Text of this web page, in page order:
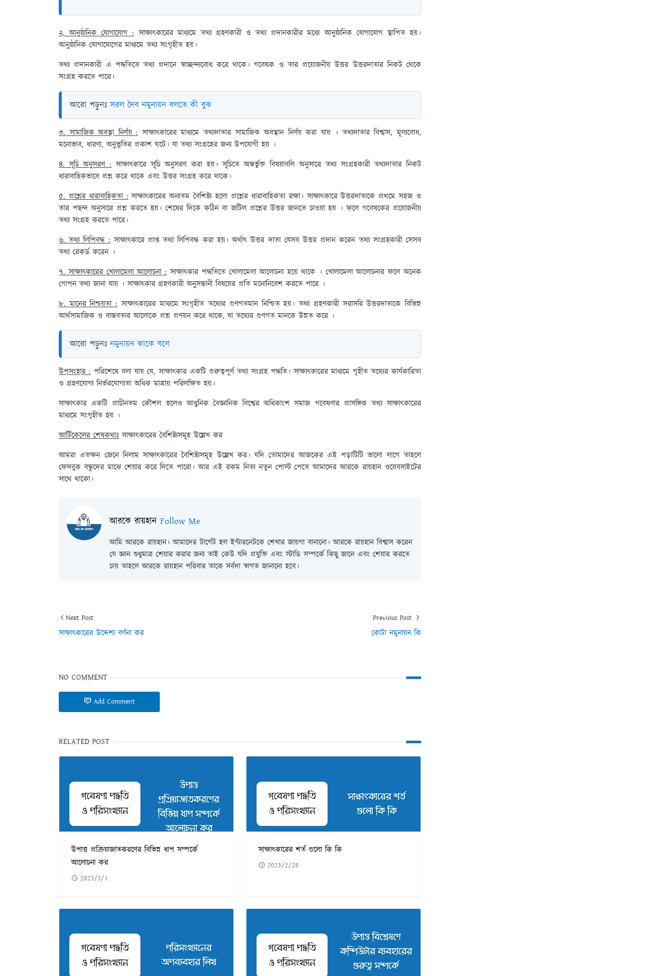
২. আনুষ্ঠানিক যোগাযোগ :সাক্ষাৎকারের মাধ্যমে তথ্য গ্রহণকারী ও তথ্য প্রদানকারীর মধ্যে আনুষ্ঠানিক যোগাযোগ স্থাপিত হয়।
আনুষ্ঠানিক যোগাযোগের মাধ্যমে তথ্য সংগৃহীত হয়।
তথ্য প্রদানকারী এ পদ্ধতিতে তথ্য প্রদানে স্বাচ্ছন্দ্যবোধ করে থাকে। গবেষক ও তার প্রয়োজনীয় উত্তর উত্তরদাতার নিকট থেকে
সংগ্রহ করতে পারে।
আরো পড়ুনঃসরল দৈব নমুনায়ন বলতে কী বুঝ
৩. সামাজিক অবস্থা নির্ণয় :সাক্ষাৎকারের মাধ্যমে তথ্যদাতার সামাজিক অবস্থান নির্ণয় করা যায় । তথ্যদাতার বিশ্বাস, মূল্যবোধ,
মনোভাব, ধারণা, অনুভূতির প্রকাশ ঘটে। যা তথ্য সংগ্রহের জন্য উপযোগী হয় ।
৪. সূচি অনুসরণ : সাক্ষাৎকারে সূচি অনুসরণ করা হয়। সূচিতে অন্তর্ভুক্ত বিষয়াবলি অনুসারে তথ্য সংগ্রহকারী তথ্যদাতার নিকট
ধারাবাহিকভাবে প্রশ্ন করে থাকে এবং উত্তর সংগ্রহ করে থাকে।
৫. প্রশ্নের ধারাবাহিকতা :সাক্ষাৎকারের অন্যতম বৈশিষ্ট্য হলো প্রশ্নের ধারাবাহিকতা রক্ষা। সাক্ষাৎকারে উত্তরদাতাকে প্রথমে সহজ ও
তার পছন্দ অনুসারে প্রশ্ন করতে হয়। শেষের দিকে কঠিন বা জটিল প্রশ্নের উত্তর জানতে চাওয়া হয় । ফলে গবেষকের প্রয়োজনীয়
তথ্য সংগ্রহ করতে পারে।
৬. তথ্য লিপিবদ্ধ :সাক্ষাৎকারে প্রাপ্ত তথ্য লিপিবদ্ধ করা হয়। অর্থাৎ উত্তর দাতা যেসব উত্তর প্রদান করেন তথ্য সংগ্রহকারী সেসব
তথ্য রেকর্ড করেন ।
৭. সাক্ষাৎকারের খোলামেলা আলোচনা :সাক্ষাৎকার পদ্ধতিতে খোলামেলা আলোচনা হয়ে থাকে । খোলামেলা আলোচনার ফলে অনেক
গোপন তথ্য জানা যায় । সাক্ষাৎকার গ্রহণকারী অনুসন্ধানী বিষয়ের প্রতি মনোনিবেশ করতে পারে ।
৮. মানের নিশ্চয়তা :সাক্ষাৎকারের মাধ্যমে সংগৃহীত তথ্যের গুণগতমান নিশ্চিত হয়। তথ্য গ্রহণকারী সরাসরি উত্তরদাতাকে বিভিন্ন
আর্থসামাজিক ও বাস্তবতার আলোকে প্রশ্ন প্রণয়ন করে থাকে, যা তথ্যের গুণগত মানকে উন্নত করে ।
আরো পড়ুনঃনমুনায়ন কাকে বলে
উপসংহার :পরিশেষে বলা যায় যে, সাক্ষাৎকার একটি গুরুত্বপূর্ণ তথ্য সংগ্রহ পদ্ধতি। সাক্ষাৎকারের মাধ্যমে গৃহীত তথ্যের কার্যকারিতা
ও গ্রহণযোগ্য নির্ভরযোগ্যতা অধিক মাত্রায় পরিলক্ষিত হয়।
সাক্ষাৎকার একটি প্রাচীনতম কৌশল হলেও আধুনিক বৈজ্ঞানিক বিশ্বের অধিকাংশ সমাজ গবেষণার প্রাসঙ্গিক তথ্য সাক্ষাৎকারের
মাধ্যমে সংগৃহীত হয় ।
আর্টিকেলের শেষকথাঃ সাক্ষাৎকারের বৈশিষ্ট্যসমূহ উল্লেখ কর
আমরা এতক্ষন জেনে নিলাম সাক্ষাৎকারের বৈশিষ্ট্যসমূহ উল্লেখ কর। যদি তোমাদের আজকের এই পড়াটিটি ভালো লাগে তাহলে
ফেসবুক বন্ধুদের মাঝে শেয়ার করে দিতে পারো। আর এই রকম নিত্য নতুন পোস্ট পেতে আমাদের আরকে রায়হান ওয়েবসাইটের
সাথে থাকো।
আরকে রায়হান Follow Me
আমি আরকে রায়হান। আমাদের টার্গেট হল ইন্টারনেটকে শেখার জায়গা বানানো। আরকে রায়হান বিশ্বাস করেন
যে জ্ঞান শুধুমাত্র শেয়ার করার জন্য তাই কেউ যদি প্রযুক্তি এবং স্টাডি সম্পর্কে কিছু জানে এবং শেয়ার করতে
চায় তাহলে আরকে রায়হান পরিবার তাকে সর্বদা স্বাগত জানানো হবে।
Next Post
সাক্ষাৎকারের উদ্দেশ্য বর্ণনা কর
Previous Post
কোটা নমুনায়ন কি
NO COMMENT
Add Comment
RELATED POST
উপাত্ত প্রক্রিয়াজাতকরণের বিভিন্ন ধাপ সম্পর্কে
আলোচনা কর
2023/3/1
সাক্ষাৎকারের শর্ত গুলো কি কি
2023/2/28